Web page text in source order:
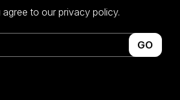
to our privacy policy.
GO